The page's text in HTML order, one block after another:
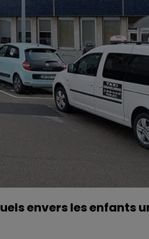
envers les enfants